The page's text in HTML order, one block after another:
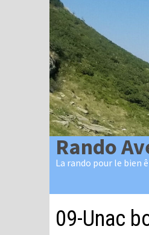
Passer
au
contenu
Rando
La rando pour le bien
09-Unac